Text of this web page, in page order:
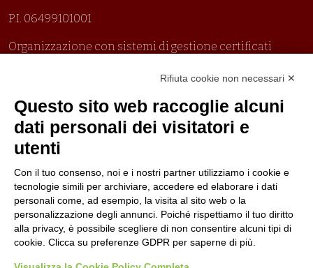
P.I. 06499101001
Organizzazione con sistemi di gestione certificati
Politica antibullismo
Piè di pagina
Contatti
Lavora con noi
Seguici su
Rifiuta cookie non necessari ✕
Questo sito web raccoglie alcuni
dati personali dei visitatori e
utenti
Con il tuo consenso, noi e i nostri partner utilizziamo i cookie e
tecnologie simili per archiviare, accedere ed elaborare i dati
personali come, ad esempio, la visita al sito web o la
personalizzazione degli annunci. Poiché rispettiamo il tuo diritto
alla privacy, è possibile scegliere di non consentire alcuni tipi di
cookie. Clicca su preferenze GDPR per saperne di più.